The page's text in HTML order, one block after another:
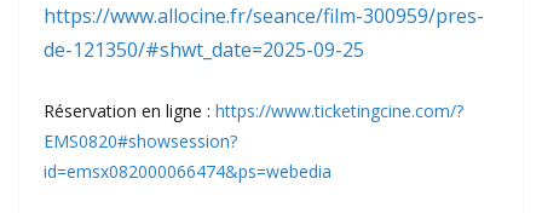
https://www.allocine.fr/seance/film-300959/pres-
de-121350/#shwt_date=2025-09-25
Réservation en ligne : https://www.ticketingcine.com/?
EMS0820#showsession?
id=emsx082000066474&ps=webedia